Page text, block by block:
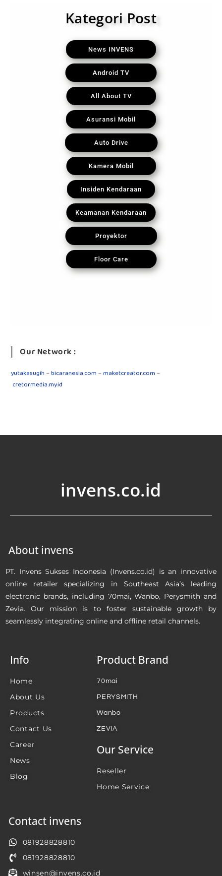
Kategori Post
News INVENS
Android TV
All About TV
Asuransi Mobil
Auto Drive
Kamera Mobil
Insiden Kendaraan
Keamanan Kendaraan
Proyektor
Floor Care
Our Network :
yutakasugih–bicaranesia.com–maketcreator.com–
cretormedia.my.id
invens.co.id
About invens
PT. Invens Sukses Indonesia (Invens.co.id) is an innovative
online retailer specializing in Southeast Asia’s leading
electronic brands, including 70mai, Wanbo, Perysmith and
Zevia. Our mission is to foster sustainable growth by
seamlessly integrating online and offline retail channels.
Info
Home
About Us
Products
Contact Us
Career
News
Blog
Product Brand
70mai
PERYSMITH
Wanbo
ZEVIA
Our Service
Reseller
Home Service
Contact invens
081928828810
081928828810
winsen@invens.co.id